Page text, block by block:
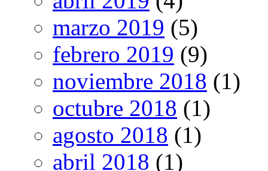
marzo 2019 (5)
febrero 2019 (9)
noviembre 2018 (1)
octubre 2018 (1)
agosto 2018 (1)
abril 2018 (1)